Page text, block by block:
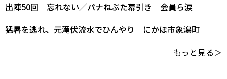
出陣50回 忘れない／パナねぶた幕引き 会員ら涙
猛暑を逃れ、元滝伏流水でひんやり にかほ市象潟町
もっと見る＞